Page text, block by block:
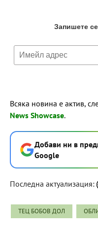
Всяка новина е актив,
News Showcase.
Добави ни в
Google
Последна актуализация:
ТЕЦ БОБОВ ДОЛ